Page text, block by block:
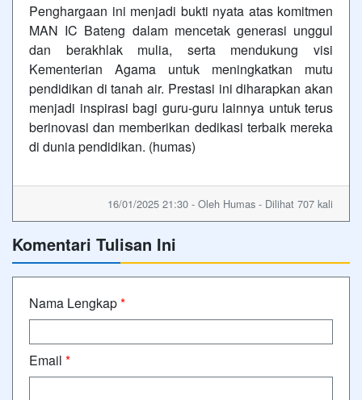
Penghargaan ini menjadi bukti nyata atas komitmen
MAN IC Bateng dalam mencetak generasi unggul
dan berakhlak mulia, serta mendukung visi
Kementerian Agama untuk meningkatkan mutu
pendidikan di tanah air. Prestasi ini diharapkan akan
menjadi inspirasi bagi guru-guru lainnya untuk terus
berinovasi dan memberikan dedikasi terbaik mereka
di dunia pendidikan. (humas)
16/01/2025 21:30 - Oleh Humas - Dilihat 707 kali
Komentari Tulisan Ini
Nama Lengkap*
Email *